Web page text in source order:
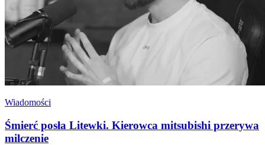
Wiadomości
Śmierć posła Litewki. Kierowca mitsubishi przerywa
milczenie